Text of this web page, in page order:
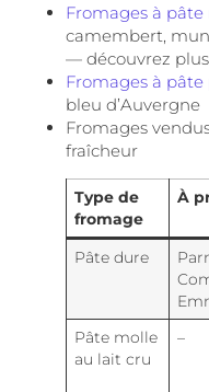
Fromages à
camembert,
— découvrez
Fromages à pâte
bleu d’Auvergne
Fromages
fraîcheur
Type de
fromage
À
Pâte dure
Pâte molle
au lait cru
–